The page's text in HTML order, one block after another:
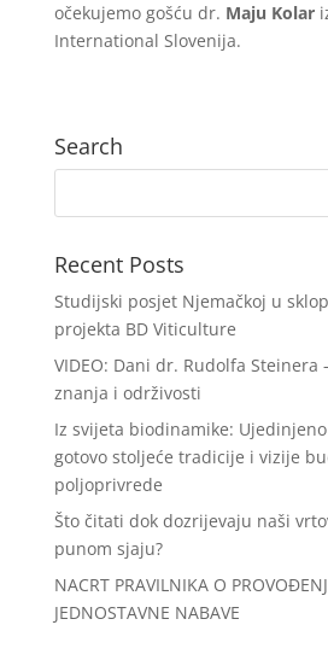
očekujemo gošću dr. Maju Kolar
International Slovenija.
Search
Recent Posts
Studijski posjet Njemačkoj u
projekta BD Viticulture
VIDEO: Dani dr. Rudolfa Steinera
znanja i održivosti
Iz svijeta biodinamike:
gotovo stoljeće tradicije i vizije
poljoprivrede
Što čitati dok dozrijevaju naši
punom sjaju?
NACRT PRAVILNIKA O
JEDNOSTAVNE NABAVE